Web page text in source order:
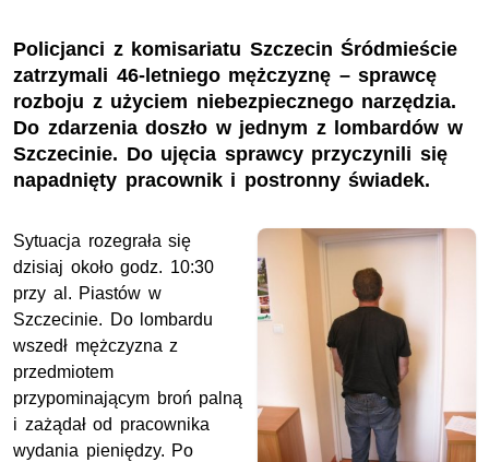
Policjanci z komisariatu Szczecin Śródmieście
zatrzymali 46-letniego mężczyznę – sprawcę
rozboju z użyciem niebezpiecznego narzędzia.
Do zdarzenia doszło w jednym z lombardów w
Szczecinie. Do ujęcia sprawcy przyczynili się
napadnięty pracownik i postronny świadek.
Sytuacja rozegrała się
dzisiaj około godz. 10:30
przy al. Piastów w
Szczecinie. Do lombardu
wszedł mężczyzna z
przedmiotem
przypominającym broń palną
i zażądał od pracownika
wydania pieniędzy. Po